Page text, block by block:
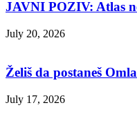
JAVNI POZIV: Atlas
July 20, 2026
Želiš da postaneš
July 17, 2026